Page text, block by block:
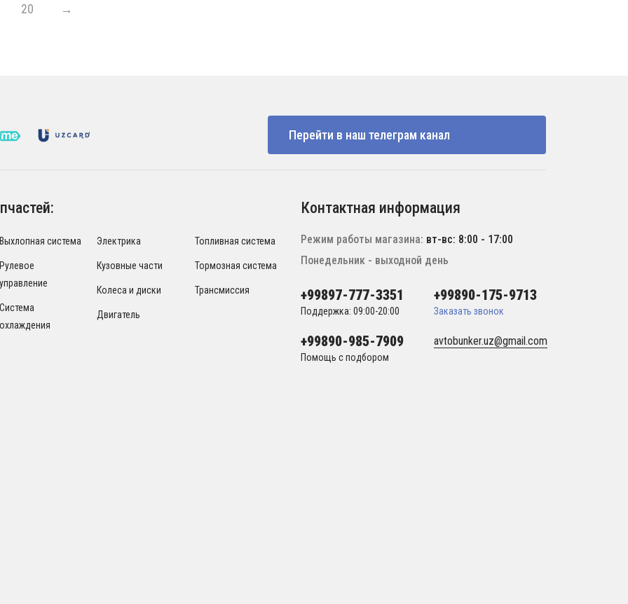
20 →
Перейти в наш телеграм канал
Выхлопная система
Рулевое
управление
Система
охлаждения
Электрика
Кузовные части
Колеса и диски
Двигатель
Топливная система
Тормозная система
Трансмиссия
Контактная информация
Режим работы магазина: вт-вс: 8:00 - 17:00
Понедельник - выходной день
+99897-777-3351
Поддержка: 09:00-20:00
+99890-175-9713
Заказать звонок
+99890-985-7909
Помощь с подбором
avtobunker.uz@gmail.com